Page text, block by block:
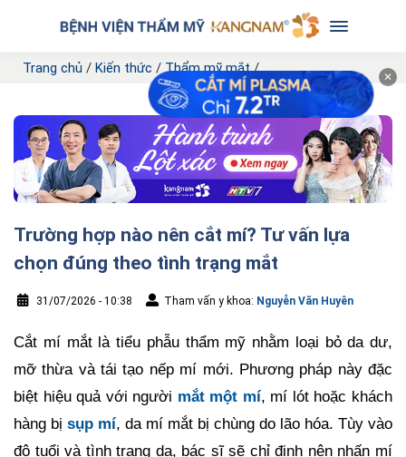
Trang chủ / Kiến thức /Thẩm mỹ mắt/
Trường hợp nào nên cắt mí? Tư vấn lựa
chọn đúng theo tình trạng mắt
31/07/2026 - 10:38 Tham vấn y khoa: Nguyễn Văn Huyên
Cắt mí mắt là tiểu phẫu thẩm mỹ nhằm loại bỏ da dư,
mỡ thừa và tái tạo nếp mí mới. Phương pháp này đặc
biệt hiệu quả với người mắt một mí, mí lót hoặc khách
hàng bị sụp mí, da mí mắt bị chùng do lão hóa. Tùy vào
độ tuổi và tình trạng da, bác sĩ sẽ chỉ định nên nhấn mí
✕